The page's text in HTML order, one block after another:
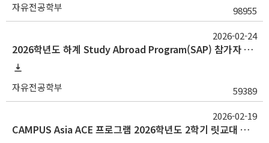
자유전공학부 98955
2026학년도 하계 Study Abroad Program(SAP) 참가자 모집 안내(~3/6(금) 18시, 61동 행정실 제출)
자유전공학부 59389
2026-02-24
CAMPUS Asia ACE 프로그램 2026학년도 2학기 릿교대 파견 교환학생 선발 모집 안내(~3/8)
2026-02-19